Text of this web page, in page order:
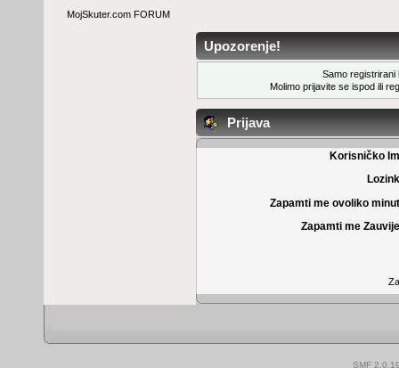
MojSkuter.com FORUM
Upozorenje!
Samo registrirani
Molimo prijavite se ispod ili
Prijava
Korisničko
Zapamti me ovoliko
Zapamti me
SMF